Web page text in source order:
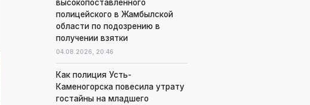
высокопоставленного
полицейского в Жамбылской
области по подозрению в
получении взятки
04.08.2026, 20:46
Как полиция Усть-
Каменогорска повесила утрату
гостайны на младшего